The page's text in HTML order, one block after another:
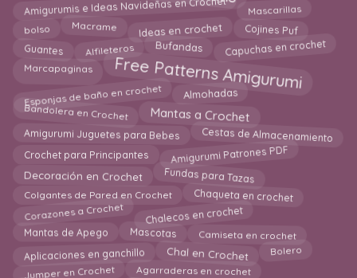
Amigurumis e Ideas Navideñas en Crochet Mascarillas
bolso Macrame Ideas en crochet Cojines Puf
Guantes Alfileteros Bufandas Capuchas en crochet
Marcapaginas Free Patterns Amigurumi
Esponjas de baño en crochet Almohadas
Bandolera en Crochet Mantas a Crochet
Amigurumi Juguetes para Bebes Cestas de Almacenamiento
Crochet para Principantes Amigurumi Patrones PDF
Decoración en Crochet Fundas para Tazas
Colgantes de Pared en Crochet Chaqueta en crochet
Corazones a Crochet Chalecos en crochet
Mantas de Apego Mascotas Camiseta en crochet
Aplicaciones en ganchillo Chal en Crochet Bolero
Jumper en Crochet Agarraderas en crochet